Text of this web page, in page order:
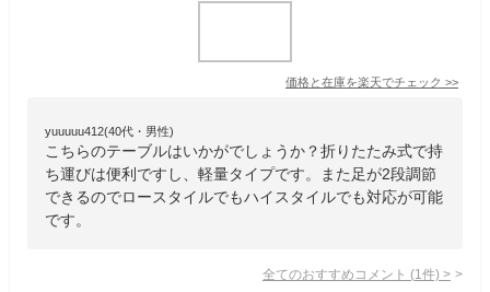
価格と在庫を楽天でチェック >>
yuuuuu412(40代・男性)
こちらのテーブルはいかがでしょうか？折りたたみ式で持
ち運びは便利ですし、軽量タイプです。また足が2段調節
できるのでロースタイルでもハイスタイルでも対応が可能
です。
全てのおすすめコメント (1 件) >